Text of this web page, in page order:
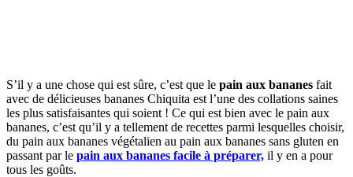
S’il y a une chose qui est sûre, c’est que le pain aux bananes fait
avec de délicieuses bananes Chiquita est l’une des collations saines
les plus satisfaisantes qui soient ! Ce qui est bien avec le pain aux
bananes, c’est qu’il y a tellement de recettes parmi lesquelles choisir,
du pain aux bananes végétalien au pain aux bananes sans gluten en
passant par le pain aux bananes facile à préparer, il y en a pour
tous les goûts.